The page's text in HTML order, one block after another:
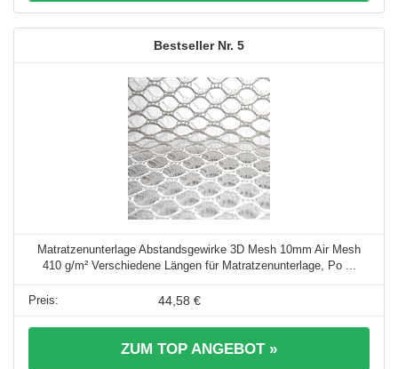
5
Matratzenunterlage Abstandsgewirke 3D Mesh 10mm Air Mesh
410 g/m² Verschiedene Längen für Matratzenunterlage, Po ...
44,58 €
ZUM TOP ANGEBOT »